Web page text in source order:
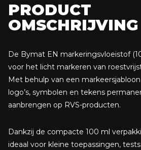
PRODUCT
OMSCHRIJVING
De Bymat EN markeringsvloeistof
voor het licht markeren van
Met behulp van een
logo’s, symbolen en tekens
aanbrengen op RVS-producten.
Dankzij de compacte 100 ml
ideaal voor kleine toepassingen,